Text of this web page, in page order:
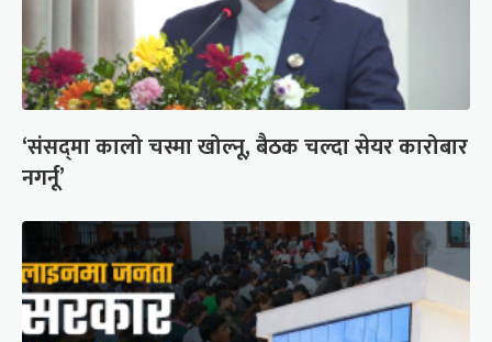
‘संसद्‍मा कालो चस्मा खोल्नू, बैठक चल्दा सेयर कारोबार
नगर्नू’